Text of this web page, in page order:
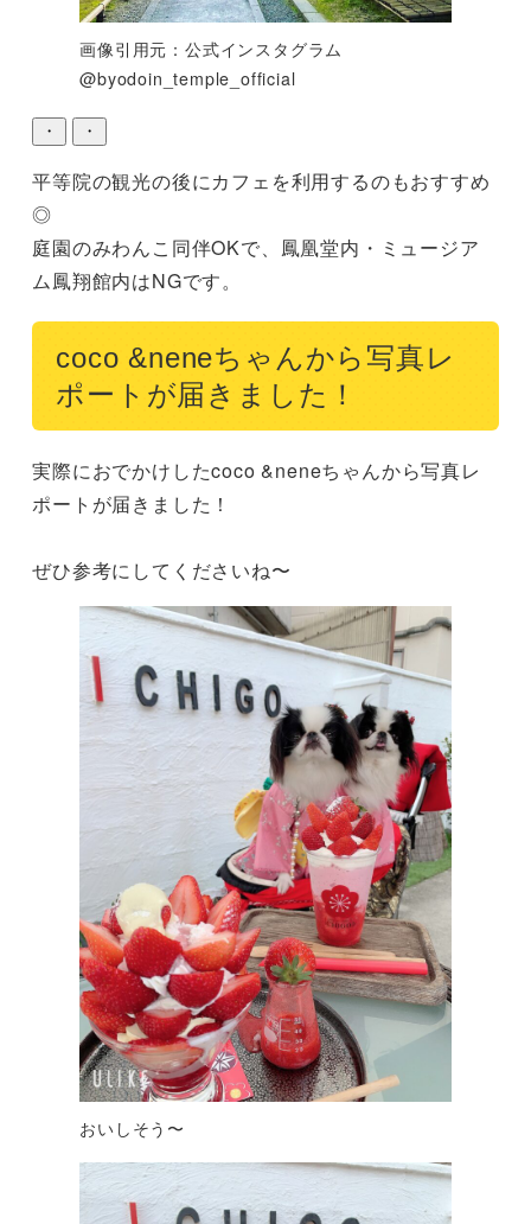
画像引用元：公式インスタグラム
@byodoin_temple_official
・ ・
平等院の観光の後にカフェを利用するのもおすすめ
◎
庭園のみわんこ同伴OKで、鳳凰堂内・ミュージア
ム鳳翔館内はNGです。
coco &neneちゃんから写真レ
ポートが届きました！
実際におでかけしたcoco &neneちゃんから写真レ
ポートが届きました！
ぜひ参考にしてくださいね〜
おいしそう〜